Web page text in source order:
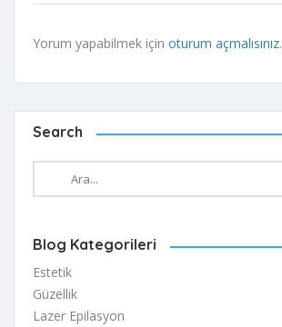
Yorum yapabilmek için oturum açmalısınız.
Search
Blog Kategorileri
Estetik
Güzellik
Lazer Epilasyon